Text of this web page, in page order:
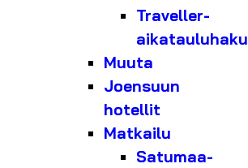
Traveller-
aikatauluhaku
Muuta
Joensuun
hotellit
Matkailu
Satumaa-